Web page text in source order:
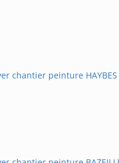
chantier peinture HAYBES